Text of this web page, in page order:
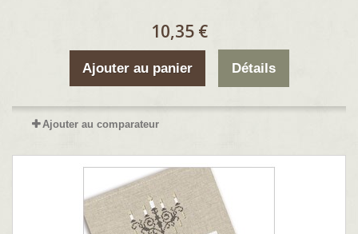
10,35 €
Ajouter au panier Détails
Ajouter au comparateur